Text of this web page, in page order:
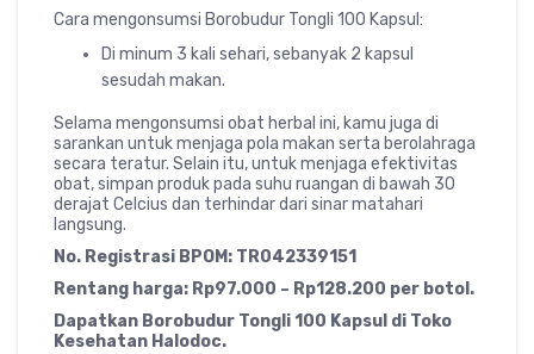
Cara mengonsumsi Borobudur Tongli 100 Kapsul:
Di minum 3 kali sehari, sebanyak 2 kapsul
sesudah makan.
Selama mengonsumsi obat herbal ini, kamu juga di
sarankan untuk menjaga pola makan serta berolahraga
secara teratur. Selain itu, untuk menjaga efektivitas
obat, simpan produk pada suhu ruangan di bawah 30
derajat Celcius dan terhindar dari sinar matahari
langsung.
No. Registrasi BPOM: TR042339151
Rentang harga: Rp97.000 – Rp128.200 per botol.
Dapatkan Borobudur Tongli 100 Kapsul di Toko
Kesehatan Halodoc.